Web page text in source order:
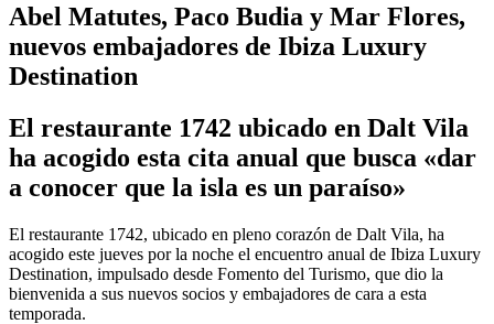
Abel Matutes, Paco Budia y Mar Flores,
nuevos embajadores de Ibiza Luxury
Destination
El restaurante 1742 ubicado en Dalt Vila
ha acogido esta cita anual que busca «dar
a conocer que la isla es un paraíso»
El restaurante 1742, ubicado en pleno corazón de Dalt Vila, ha
acogido este jueves por la noche el encuentro anual de Ibiza Luxury
Destination, impulsado desde Fomento del Turismo, que dio la
bienvenida a sus nuevos socios y embajadores de cara a esta
temporada.